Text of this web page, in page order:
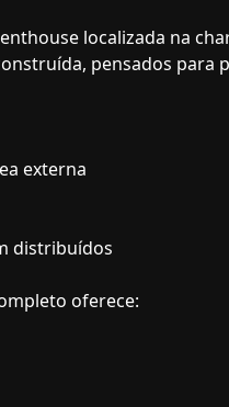
localizada na
pensados
externa
distribuídos
oferece: